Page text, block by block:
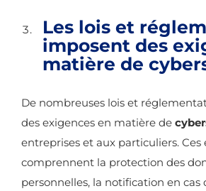
Les lois et
imposent des
matière de
De nombreuses lois et
des exigences en matière de
entreprises et aux particuliers. Ces
comprennent la protection des
personnelles, la notification en cas